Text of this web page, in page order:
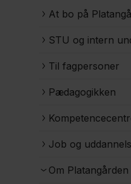
At bo på
STU og intern
Til fagpersoner
Pædagogikken
Job og
Om Platangården